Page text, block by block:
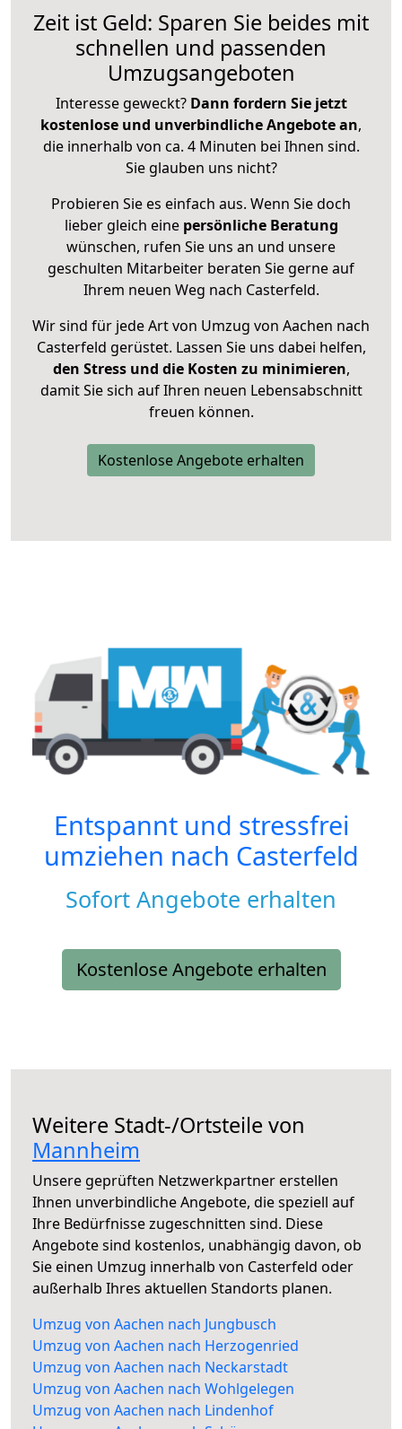
Zeit ist Geld: Sparen Sie beides mit
schnellen und passenden
Umzugsangeboten
Interesse geweckt? Dann fordern Sie jetzt
kostenlose und unverbindliche Angebote an,
die innerhalb von ca. 4 Minuten bei Ihnen sind.
Sie glauben uns nicht?
Probieren Sie es einfach aus. Wenn Sie doch
lieber gleich eine persönliche Beratung
wünschen, rufen Sie uns an und unsere
geschulten Mitarbeiter beraten Sie gerne auf
Ihrem neuen Weg nach Casterfeld.
Wir sind für jede Art von Umzug von Aachen nach
Casterfeld gerüstet. Lassen Sie uns dabei helfen,
den Stress und die Kosten zu minimieren,
damit Sie sich auf Ihren neuen Lebensabschnitt
freuen können.
Kostenlose Angebote erhalten
Entspannt und stressfrei
umziehen nach Casterfeld
Sofort Angebote erhalten
Kostenlose Angebote erhalten
Weitere Stadt-/Ortsteile von
Mannheim
Unsere geprüften Netzwerkpartner erstellen
Ihnen unverbindliche Angebote, die speziell auf
Ihre Bedürfnisse zugeschnitten sind. Diese
Angebote sind kostenlos, unabhängig davon, ob
Sie einen Umzug innerhalb von Casterfeld oder
außerhalb Ihres aktuellen Standorts planen.
Umzug von Aachen nach Jungbusch
Umzug von Aachen nach Herzogenried
Umzug von Aachen nach Neckarstadt
Umzug von Aachen nach Wohlgelegen
Umzug von Aachen nach Lindenhof